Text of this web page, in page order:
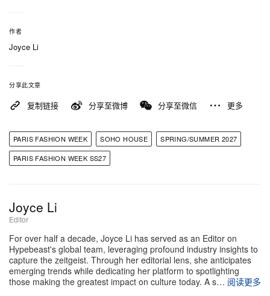
Kim、刚于 Paris Fashion Week 发布 PUMA CELL
GEO 1 的 Jiyong Kim，以及 FFFPostalservice 的
之间，分享这个时装周刚结束后的「前线战事」。
的一幕，莫过于向 Song for the Mute 致敬的祝酒时
刻。Hypebeast 联同品牌挚友与家人，一同举杯向共
同创办人 Melvin Tanaya 及拍档 Lyna Ty 致意，庆祝
这场发表获得业界一致盛赞，令 Soho House 的庭院
成为众人静心消化、细细回味这份成就的理想落脚
点。
烘托全场氛围的声景，由一支火力全开的 DJ 阵容精
心策划。Broodoo Ramses 与 Yung Andy 接力掌控
作者
Joyce Li
分享此文章
复制链接 分享至微博 分享至微信 更多
PARIS FASHION WEEK SOHO HOUSE
SPRING/SUMMER 2027
PARIS FASHION WEEK SS27
Joyce Li
Editor
For over half a decade, Joyce Li has served as an Editor on
Hypebeast's global team, leveraging profound industry insights to
capture the zeitgeist. Through her editorial lens, she anticipates
emerging trends while dedicating her platform to spotlighting
those making the greatest impact on culture today. A s… 阅读更多